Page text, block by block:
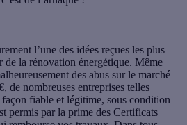
l’une des idées reçues les plus
de la rénovation énergétique. Même
des abus sur le marché
de nombreuses entreprises telles
fiable et légitime, sous condition
permis par la prime des Certificats